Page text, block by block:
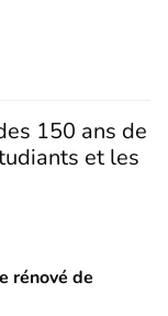
150 ans de
et les
rénové de